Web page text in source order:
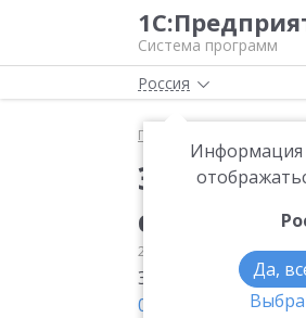
Система программ
Россия
Информация
Да,
Главная
сфере
20.07.2021
Электронная
02.07.2021 № 336-